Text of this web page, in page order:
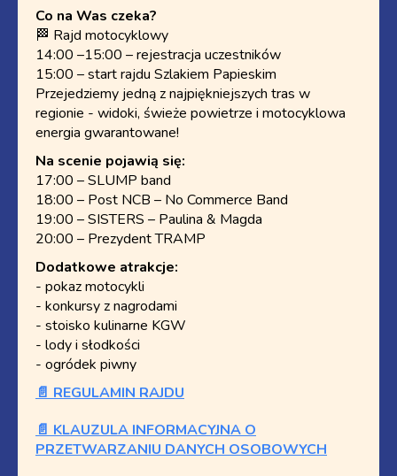
Co na Was czeka?
🏁 Rajd motocyklowy
14:00 –15:00 – rejestracja uczestników
15:00 – start rajdu Szlakiem Papieskim
Przejedziemy jedną z najpiękniejszych tras w
regionie - widoki, świeże powietrze i motocyklowa
energia gwarantowane!
Na scenie pojawią się:
17:00 – SLUMP band
18:00 – Post NCB – No Commerce Band
19:00 – SISTERS – Paulina & Magda
20:00 – Prezydent TRAMP
Dodatkowe atrakcje:
- pokaz motocykli
- konkursy z nagrodami
- stoisko kulinarne KGW
- lody i słodkości
- ogródek piwny
📄 REGULAMIN RAJDU
📄 KLAUZULA INFORMACYJNA O
PRZETWARZANIU DANYCH OSOBOWYCH